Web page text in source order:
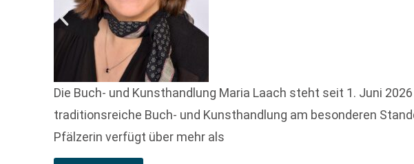
Die Buch- und Kunsthandlung Maria Laach steht seit 1. Juni
traditionsreiche Buch- und Kunsthandlung am besonderen
Pfälzerin verfügt über mehr als